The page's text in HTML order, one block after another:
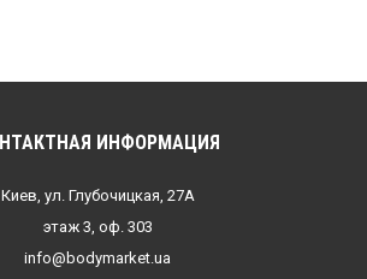
ИНФОРМАЦИЯ
Киев, ул. Глубочицкая, 27А
этаж 3, оф. 303
info@bodymarket.ua